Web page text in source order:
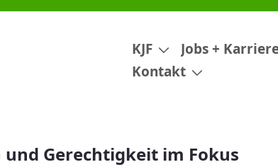
Fokus
KJF Jobs +
Kontakt
und Gerechtigkeit im Fokus